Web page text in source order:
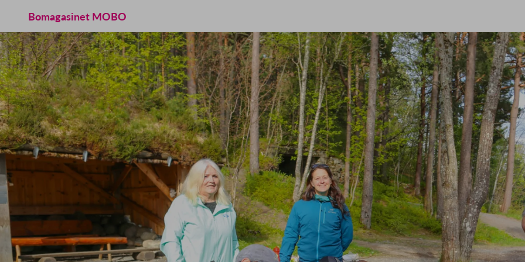
Bomagasinet MOBO